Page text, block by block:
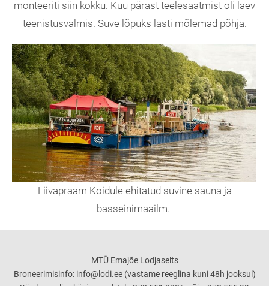
monteeriti siin kokku. Kuu pärast teelesaatmist oli laev
teenistusvalmis. Suve lõpuks lasti mõlemad põhja.
Liivapraam Koidule ehitatud suvine sauna ja
basseinimaailm.
MTÜ Emajõe Lodjaselts
Broneerimisinfo: info@lodi.ee (vastame reeglina kuni 48h jooksul)